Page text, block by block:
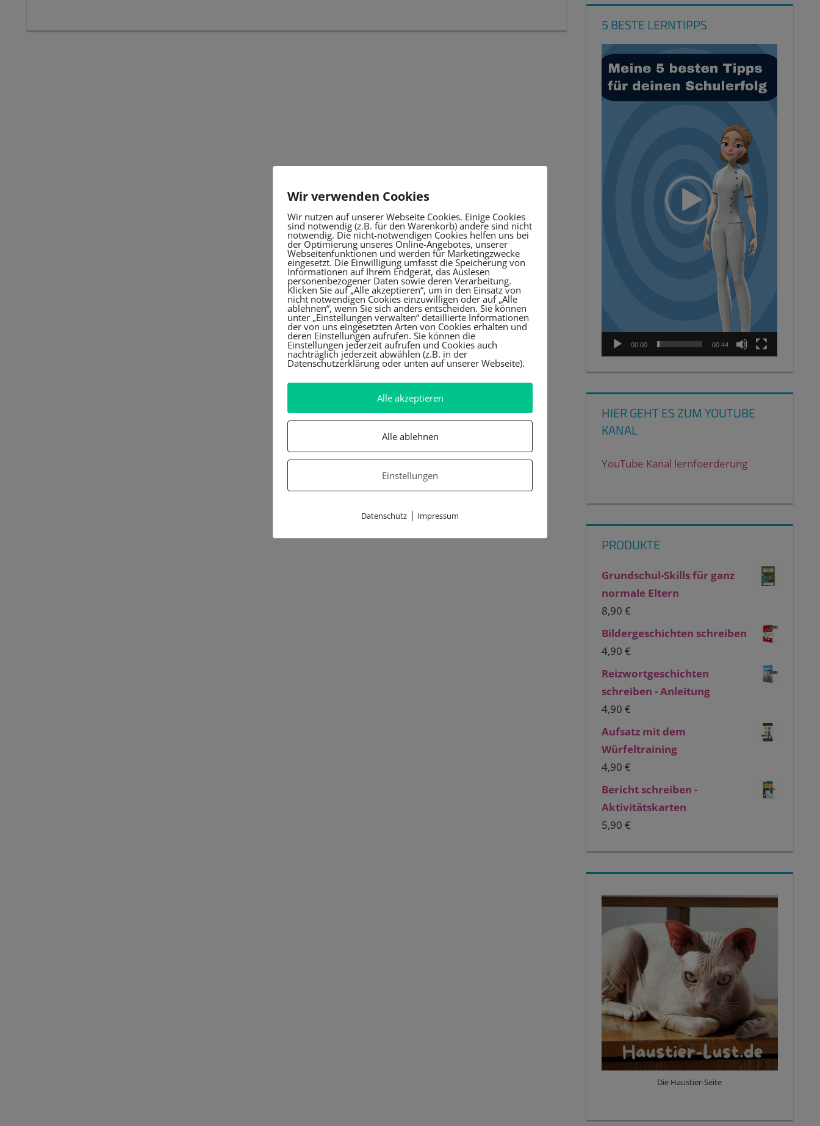
5 BESTE LERNTIPPS
Video-
Player
00:00 00:44
HIER GEHT ES ZUM YOUTUBE
KANAL
YouTube Kanal lernfoerderung
PRODUKTE
Grundschul-Skills für ganz
normale Eltern
8,90€
Bildergeschichten schreiben
4,90€
Reizwortgeschichten
schreiben - Anleitung
4,90€
Aufsatz mit dem
Würfeltraining
4,90€
Bericht schreiben -
Aktivitätskarten
5,90€
Die Haustier-Seite
Wir verwenden Cookies
Wir nutzen auf unserer Webseite Cookies. Einige Cookies
sind notwendig (z.B. für den Warenkorb) andere sind nicht
notwendig. Die nicht-notwendigen Cookies helfen uns bei
der Optimierung unseres Online-Angebotes, unserer
Webseitenfunktionen und werden für Marketingzwecke
eingesetzt. Die Einwilligung umfasst die Speicherung von
Informationen auf Ihrem Endgerät, das Auslesen
personenbezogener Daten sowie deren Verarbeitung.
Klicken Sie auf „Alle akzeptieren“, um in den Einsatz von
nicht notwendigen Cookies einzuwilligen oder auf „Alle
ablehnen“, wenn Sie sich anders entscheiden. Sie können
unter „Einstellungen verwalten“ detaillierte Informationen
der von uns eingesetzten Arten von Cookies erhalten und
deren Einstellungen aufrufen. Sie können die
Einstellungen jederzeit aufrufen und Cookies auch
nachträglich jederzeit abwählen (z.B. in der
Datenschutzerklärung oder unten auf unserer Webseite).
Alle akzeptieren
Alle ablehnen
Einstellungen
Datenschutz | Impressum